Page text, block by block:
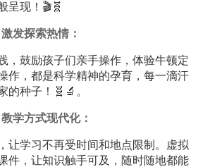
呈现！🎬🧬
发探索热情：
，鼓励孩子们亲手操作，体验牛顿定
作，都是科学精神的孕育，每一滴汗
的种子！🧬🔬。
学方式现代化：
让学习不再受时间和地点限制。虚拟
件，让知识触手可及，随时随地都能